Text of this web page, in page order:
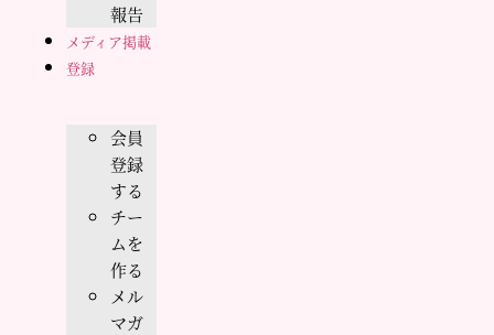
報告
メディア掲載
登録
会員
登録
する
チー
ムを
作る
メル
マガ